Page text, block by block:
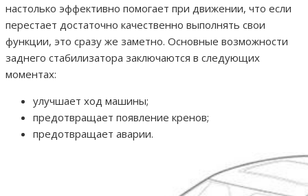
настолько эффективно помогает при движении, что если
перестает достаточно качественно выполнять свои
функции, это сразу же заметно. Основные возможности
заднего стабилизатора заключаются в следующих
моментах:
улучшает ход машины;
предотвращает появление кренов;
предотвращает аварии.